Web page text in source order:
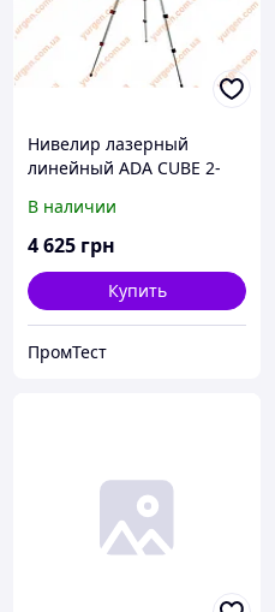
Нивелир лазерный
линейный ADA CUBE 2-
EDITION A00449
В наличии
4 625 грн
Купить
ПромТест